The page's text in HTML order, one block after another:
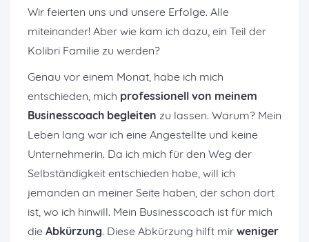
Wir feierten uns und unsere Erfolge. Alle
miteinander! Aber wie kam ich dazu, ein Teil der
Kolibri Familie zu werden?
Genau vor einem Monat, habe ich mich
entschieden, mich professionell von meinem
Businesscoach begleiten zu lassen. Warum? Mein
Leben lang war ich eine Angestellte und keine
Unternehmerin. Da ich mich für den Weg der
Selbständigkeit entschieden habe, will ich
jemanden an meiner Seite haben, der schon dort
ist, wo ich hinwill. Mein Businesscoach ist für mich
die Abkürzung. Diese Abkürzung hilft mir weniger